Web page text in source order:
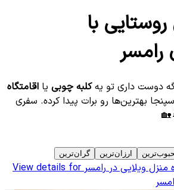
با
رامسر
دوست داری تو یهکلبه چوبی یا اقامتگاه
بهترین‌ها رو برات پیدا کرده. سفری
ارزان‌ترین گران‌ترین
منزل ویلایی در رامسرView details for